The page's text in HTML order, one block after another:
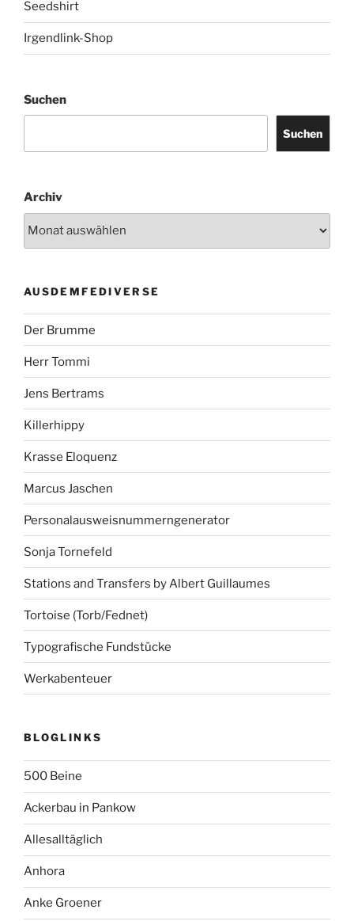
Seedshirt
Irgendlink-Shop
Suchen
Suchen
Archiv
AUSDEMFEDIVERSE
Der Brumme
Herr Tommi
Jens Bertrams
Killerhippy
Krasse Eloquenz
Marcus Jaschen
Personalausweisnummerngenerator
Sonja Tornefeld
Stations and Transfers by Albert Guillaumes
Tortoise (Torb/Fednet)
Typografische Fundstücke
Werkabenteuer
BLOGLINKS
500 Beine
Ackerbau in Pankow
Allesalltäglich
Anhora
Anke Groener